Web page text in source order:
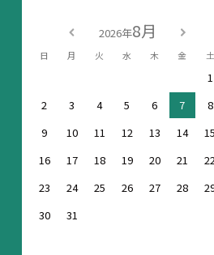
2026年8月
日 月 火 水 木 金 土
1
2
3 4 5 6 7
8
9
10 11 12 13 14
15
16
17 18 19 20 21
23
24 25 26 27 28
30
31